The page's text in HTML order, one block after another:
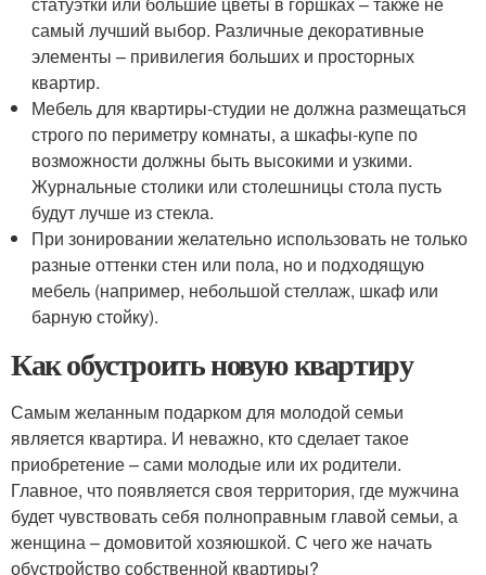
самый лучший выбор. Различные декоративные
элементы – привилегия больших и просторных
квартир.
Мебель для квартиры-студии не должна размещаться
строго по периметру комнаты, а шкафы-купе по
возможности должны быть высокими и узкими.
Журнальные столики или столешницы стола пусть
будут лучше из стекла.
При зонировании желательно использовать не только
разные оттенки стен или пола, но и подходящую
мебель (например, небольшой стеллаж, шкаф или
барную стойку).
Как обустроить новую квартиру
Самым желанным подарком для молодой семьи
является квартира. И неважно, кто сделает такое
приобретение – сами молодые или их родители.
Главное, что появляется своя территория, где мужчина
будет чувствовать себя полноправным главой семьи, а
женщина – домовитой хозяюшкой. С чего же начать
обустройство собственной квартиры?